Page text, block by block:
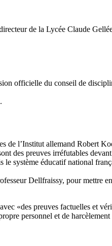
de la Lycée Claude
officielle du conseil de
de l’Institut allemand Robert
des preuves irréfutables
le système éducatif national
Dellfraissy, pour mettre
«des preuves factuelles et
personnel et de